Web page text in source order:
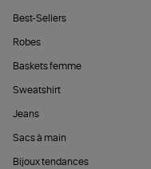
Best-Sellers
Robes
Baskets femme
Sweatshirt
Jeans
Sacs à main
Bijoux tendances